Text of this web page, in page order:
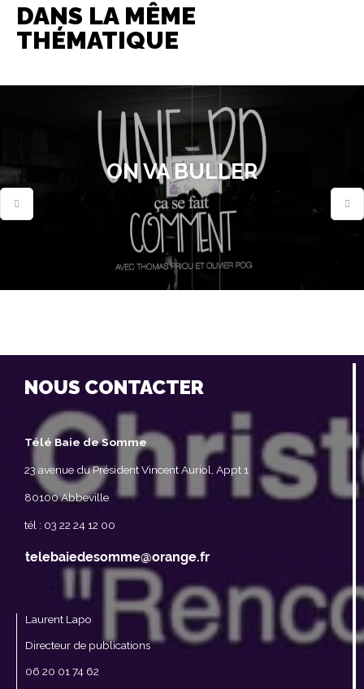
DANS LA MÊME
THÉMATIQUE
ON VA BULLER
NOUS CONTACTER
Télé Baie de Somme
23 avenue du Président Vincent Auriol, Appt 1
80100 Abbeville
tél : 03 22 24 12 00
Laurent Lapo
Directeur de publications
06 20 01 74 62